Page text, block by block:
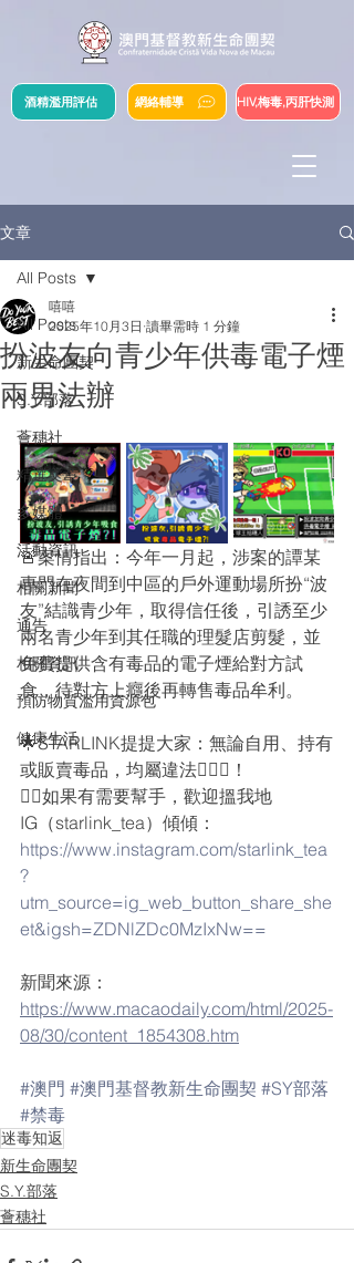
網絡輔導
酒精濫用評估 HIV,梅毒,丙肝快測
文章
All Posts
新生命團契
S.Y.部落
薈穗社
精選文章
多媒體
活動資訊
相關新聞
通告
相關資訊
預防物質濫用資源包
健康生活
All Posts
扮波友向青少年供毒電子煙
兩男法辦
嘻嘻
2025年10月3日 讀畢需時 1 分鐘
🚨案情指出：今年一月起，涉案的譚某
專門在夜間到中區的戶外運動場所扮“波
友”結識青少年，取得信任後，引誘至少
兩名青少年到其任職的理髮店剪髮，並
免費提供含有毒品的電子煙給對方試
食，待對方上癮後再轉售毒品牟利。
🌟STARLINK提提大家：無論自用、持有
或販賣毒品，均屬違法🙅🏻‍♀️！
👉🏻如果有需要幫手，歡迎搵我地
IG（starlink_tea）傾傾：
https://www.instagram.com/starlink_tea
?
utm_source=ig_web_button_share_she
et&igsh=ZDNlZDc0MzIxNw==️
新聞來源：
https://www.macaodaily.com/html/2025-
08/30/content_1854308.htm
#澳門 #澳門基督教新生命團契 #SY部落
#禁毒
迷毒知返
新生命團契
S.Y.部落
薈穗社